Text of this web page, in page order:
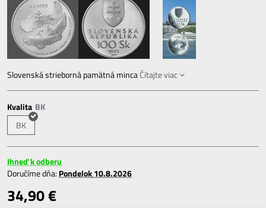
Slovenská strieborná pamätná mincaČítajte viac
Kvalita
BK
Ihneď k odberu
Doručíme dňa: Pondelok10.8.2026
34,90 €